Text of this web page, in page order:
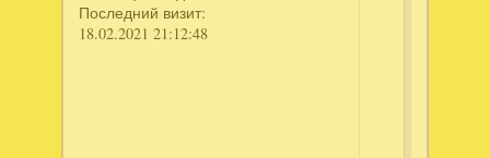
Последний визит:
18.02.2021 21:12:48